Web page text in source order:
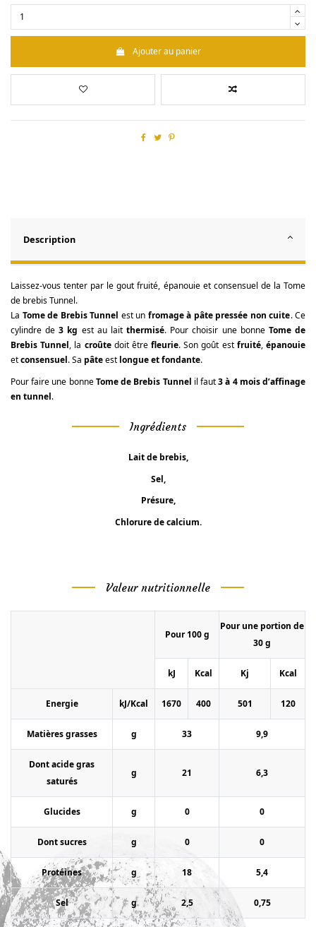
Ajouter au panier
Description
Laissez-vous tenter par le gout fruité, épanouie et consensuel de la Tome
de brebis Tunnel.
La Tome de Brebis Tunnel est un fromage à pâte pressée non cuite. Ce
cylindre de3 kg est au laitthermisé. Pour choisir une bonne Tome de
Brebis Tunnel, la croûtedoit êtrefleurie. Son goût est fruité,épanouie
etconsensuel. Sa pâteest longue et fondante.
Pour faire une bonneTome de Brebis Tunnel il faut3 à 4 mois d’affinage
en tunnel.
Ingrédients
Lait de brebis,
Sel,
Présure,
Chlorure de calcium.
Valeur nutritionnelle
Pour 100 g
Pour une portion de
30 g
kJ Kcal Kj Kcal
Energie kJ/Kcal 1670 400 501 120
Matières grasses g 33 9,9
Dont acide gras
saturés
g 21 6,3
Glucides g 0 0
Dont sucres g 0 0
Protéines g 18 5,4
Sel g 2,5 0,75